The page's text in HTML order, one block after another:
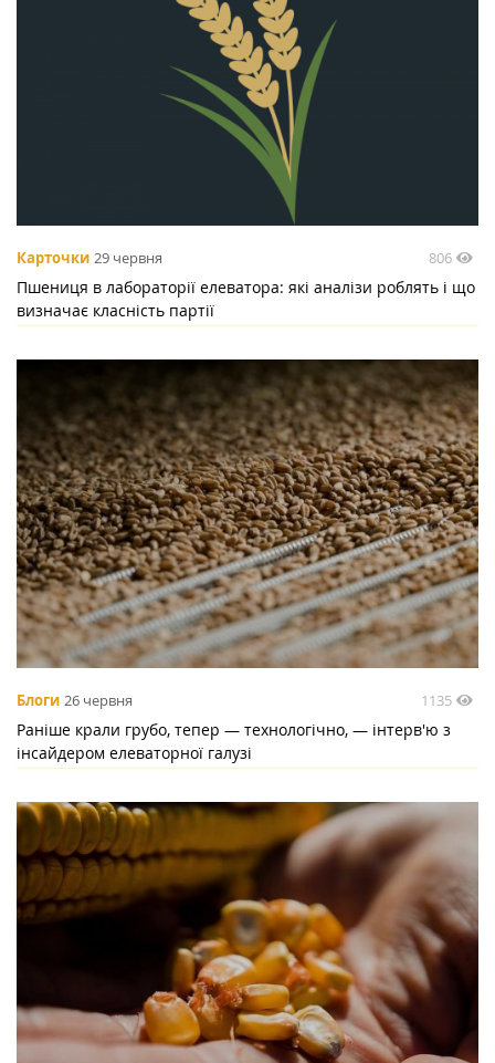
Карточки 29 червня 806
Пшениця в лабораторії елеватора: які аналізи роблять і що
визначає класність партії
Блоги 26 червня 1135
Раніше крали грубо, тепер — технологічно, — інтерв'ю з
інсайдером елеваторної галузі